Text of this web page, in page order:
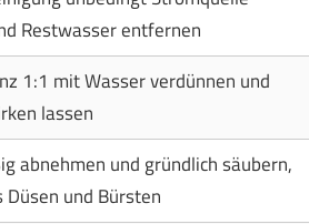
Restwasser entfernen
1:1 mit Wasser verdünnen und
lassen
abnehmen und gründlich säubern,
Düsen und Bürsten